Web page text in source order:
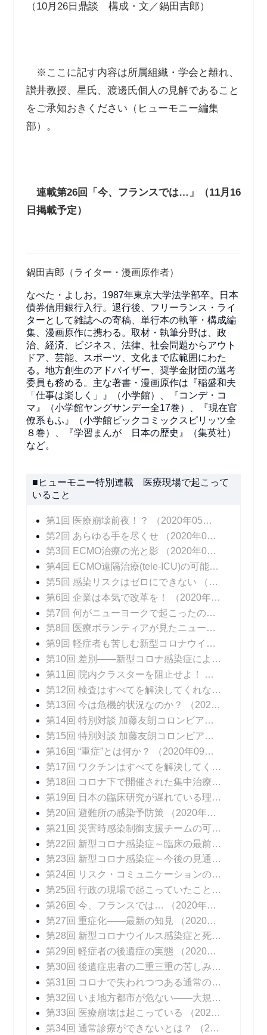
（10月26日鼎談 構成・文／鍋田吉郎）
※ここに記す内容は所属組織・学会と離れ、
讃井教授、星氏、渡邊氏個人の見解であること
をご承知おきください（ヒューモニー編集
部）。
連載第26回「今、フランスでは…」（11月 16
日掲載予定）
鍋田吉郎（ライター・漫画原作者）
なべた・よしお。1987年東京大学法学部卒。日本
債券信用銀行入行。退行後、フリーランス・ライ
ターとして雑誌への寄稿、単行本の執筆・構成編
集、漫画原作に携わる。取材・執筆分野は、政
治、経済、ビジネス、法律、社会問題からアウト
ドア、芸能、スポーツ、文化まで広範囲にわた
る。地方創生のアドバイザー、奨学金財団の選考
委員も務める。主な著書・漫画原作は『稲盛和夫
「仕事は楽しく」』（小学館）、『コンデ・コ
マ』（小学館ヤングサンデー全17巻）、『現在官
僚系もふ』（小学館ビックコミックスピリッツ全
８巻）、『学習まんが 日本の歴史』（集英社）
など。
■ヒューモニー特別連載 医療現場で起こって
いること
第1回 医療崩壊前夜！？
（2020年05月25日 掲載）
第2回 あらゆる手を尽くせ
（2020年06月01日 掲載）
第3回 ECMO治療の光と影
（2020年06月08日 掲載）
第4回 ECMO遠隔治療(tele-ICU)の可能性
第5回 感染リスクはゼロにできない
（2020年06月22日 掲載）
第6回 企業は本気で改革を！
（2020年06月29日 掲載）
第7回 何がニューヨークで起こったのか！？
第8回 医療ボランティアが見たニューヨークの医療崩壊
第9回 軽症者も苦しむ新型コロナウイルス感染症の後遺症
第10回 差別――新型コロナ感染症によるもうひとつの苦しみ
第11回 院内クラスターを阻止せよ！
（2020年08
第12回 検査はすべてを解決してくれない
第13回 今は危機的状況なのか？
（2020年08月17日 掲載）
第14回 特別対談 加藤友朗コロンビア大学医学部外科学教授 「いま、専門家に求められているものとは」
第15回 特別対談 加藤友朗コロンビア大学医学部外科学教授 「ニューヨークで行われているPCR検査の意味」
第16回 “重症”とは何か？
（2020年09月07日 掲載）
第17回 ワクチンはすべてを解決してくれない
第18回 コロナ下で開催された集中治療医学会
第19回 日本の臨床研究が遅れている理由
第20回 避難所の感染予防策
（2020年10月05日 掲載）
第21回 災害時感染制御支援チームの可能性
第22回 新型コロナ感染症～臨床の最前線
第23回 新型コロナ感染症～今後の見通し
第24回 リスク・コミュニケーションの難しさ
第25回 行政の現場で起こっていたこと
（2020年
第26回 今、フランスでは…
（2020年11月16日 掲載）
第27回 重症化――最新の知見
（2020年11月23日 掲載）
第28回 新型コロナウイルス感染症と死
（2020年
第29回 軽症者の後遺症の実態
（2020年12月07日 掲載）
第30回 後遺症患者の二重三重の苦しみ
（2020年
第31回 コロナで失われつつある通常の診療
第32回 いま地方都市が危ない――大規模院内クラスターはなぜ起こるのか
第33回 医療崩壊は起こっている
（2021年01月11日 掲載）
第34回 通常診療ができないとは？
（2021年01月18日 掲載）